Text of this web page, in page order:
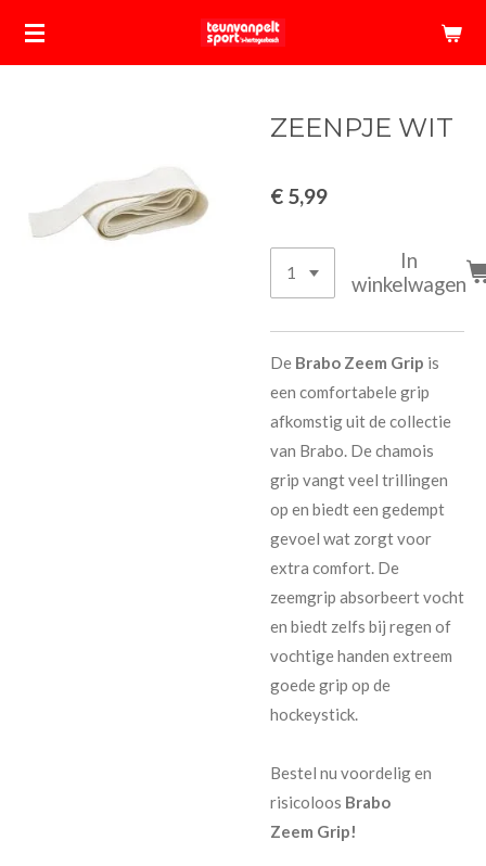
Ga
ZEENPJE WIT
€ 5,99
In
winkelwagen
De Brabo Zeem Grip is
een comfortabele grip
afkomstig uit de collectie
van Brabo. De chamois
grip vangt veel trillingen
op en biedt een gedempt
gevoel wat zorgt voor
extra comfort. De
zeemgrip absorbeert vocht
en biedt zelfs bij regen of
vochtige handen extreem
goede grip op de
hockeystick.
Bestel nu voordelig en
risicoloos Brabo
Zeem Grip!